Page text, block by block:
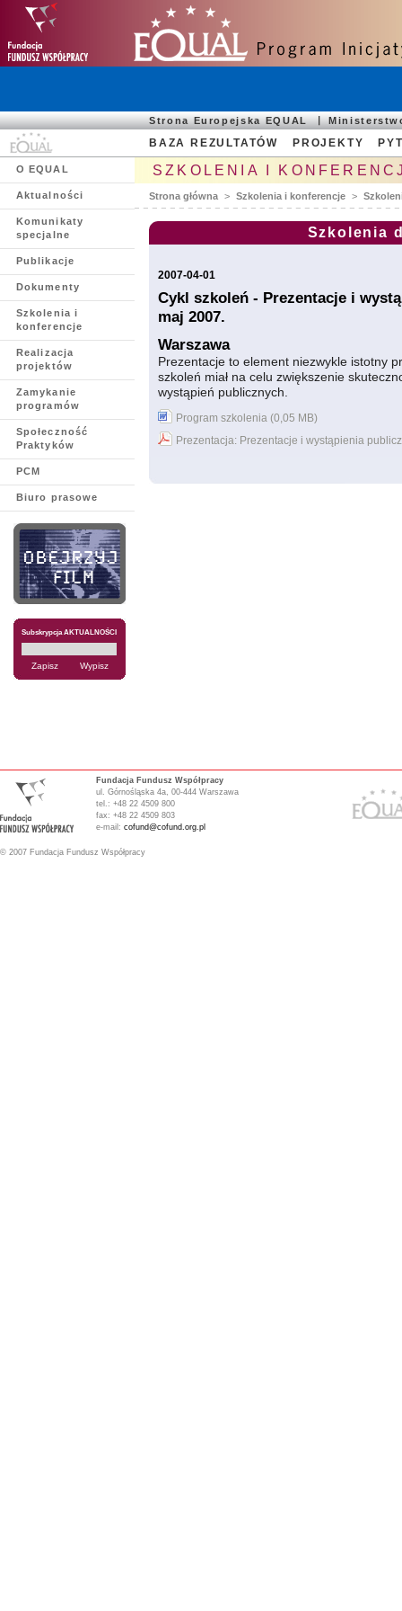
Strona Europejska EQUAL
BAZA REZULTATÓW PROJEKTY
O EQUAL
Aktualności
Komunikaty
specjalne
Publikacje
Dokumenty
Szkolenia i
konferencje
Realizacja
projektów
Zamykanie
programów
Społeczność
Praktyków
PCM
Biuro prasowe
Subskrypcja AKTUALNOŚCI
SZKOLENIA I
Strona główna > Szkolenia i konferencje >
Szkolenia
2007-04-01
Cykl szkoleń - Prezentacje i
maj 2007.
Warszawa
Prezentacje to element niezwykle istotny
szkoleń miał na celu zwiększenie
wystąpień publicznych.
Program szkolenia (0,05 MB)
Prezentacja: Prezentacje i wystąpienia
Fundacja Fundusz Współpracy
ul. Górnośląska 4a, 00-444 Warszawa
tel.: +48 22 4509 800
fax: +48 22 4509 803
e-mail: cofund@cofund.org.pl
© 2007 Fundacja Fundusz Współpracy